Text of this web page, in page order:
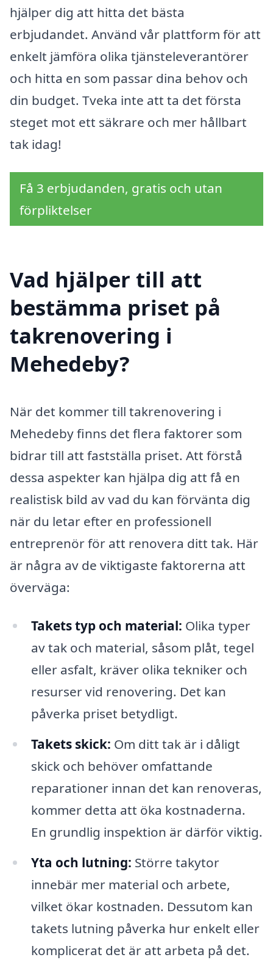
hjälper dig att hitta det bästa
erbjudandet. Använd vår plattform för att
enkelt jämföra olika tjänsteleverantörer
och hitta en som passar dina behov och
din budget. Tveka inte att ta det första
steget mot ett säkrare och mer hållbart
tak idag!
Få 3 erbjudanden, gratis och utan
förpliktelser
Vad hjälper till att
bestämma priset på
takrenovering i
Mehedeby?
När det kommer till takrenovering i
Mehedeby finns det flera faktorer som
bidrar till att fastställa priset. Att förstå
dessa aspekter kan hjälpa dig att få en
realistisk bild av vad du kan förvänta dig
när du letar efter en professionell
entreprenör för att renovera ditt tak. Här
är några av de viktigaste faktorerna att
överväga:
Takets typ och material: Olika typer
av tak och material, såsom plåt, tegel
eller asfalt, kräver olika tekniker och
resurser vid renovering. Det kan
påverka priset betydligt.
Takets skick: Om ditt tak är i dåligt
skick och behöver omfattande
reparationer innan det kan renoveras,
kommer detta att öka kostnaderna.
En grundlig inspektion är därför viktig.
Yta och lutning: Större takytor
innebär mer material och arbete,
vilket ökar kostnaden. Dessutom kan
takets lutning påverka hur enkelt eller
komplicerat det är att arbeta på det.